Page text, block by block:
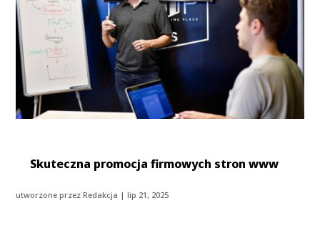
Skuteczna promocja firmowych stron www
utworzone przezRedakcja |lip 21, 2025